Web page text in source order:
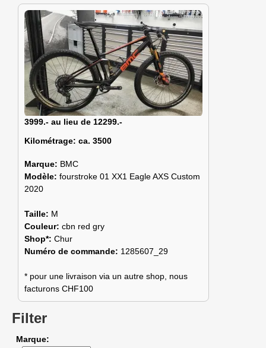
3999.- au lieu de 12299.-
Kilométrage: ca. 3500
Marque: BMC
Modèle: fourstroke 01 XX1 Eagle AXS Custom
2020
Taille: M
Couleur: cbn red gry
Shop*: Chur
Numéro de commande: 1285607_29
* pour une livraison via un autre shop, nous
facturons CHF100
Filter
Marque